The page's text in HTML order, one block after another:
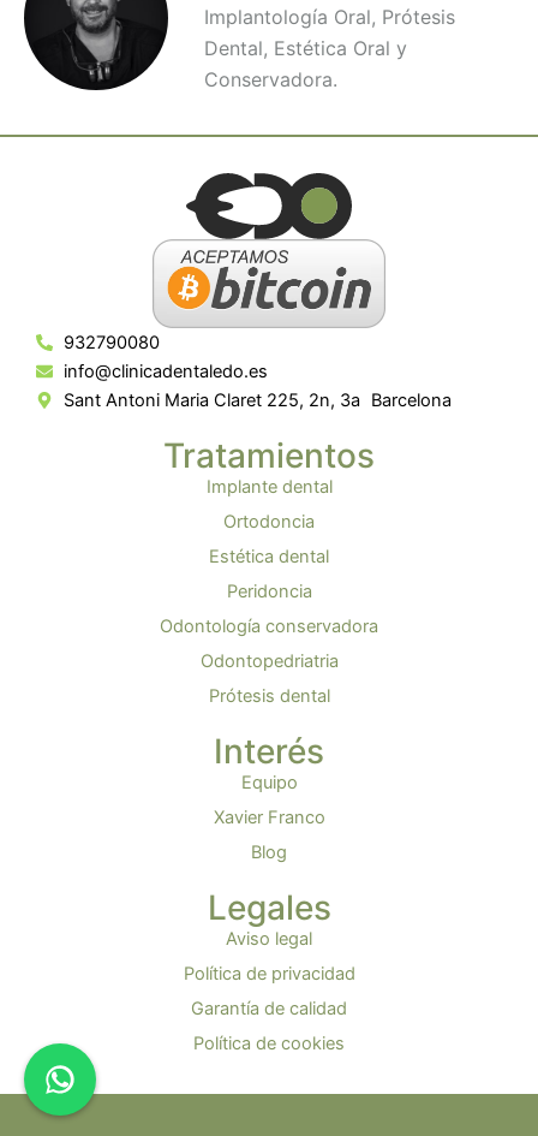
Implantología Oral, Prótesis
Dental, Estética Oral y
Conservadora.
932790080
info@clinicadentaledo.es
Sant Antoni Maria Claret 225, 2n, 3a Barcelona
Tratamientos
Implante dental
Ortodoncia
Estética dental
Peridoncia
Odontología conservadora
Odontopedriatria
Prótesis dental
Interés
Equipo
Xavier Franco
Blog
Legales
Aviso legal
Política de privacidad
Garantía de calidad
Política de cookies